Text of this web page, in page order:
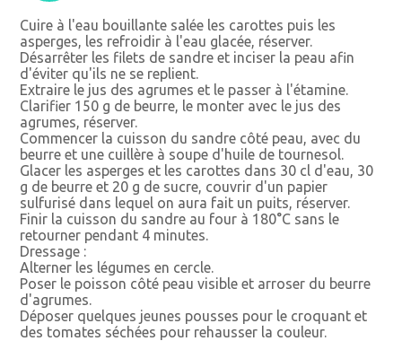
Cuire à l'eau bouillante salée les carottes puis les
asperges, les refroidir à l'eau glacée, réserver.
Désarrêter les filets de sandre et inciser la peau afin
d'éviter qu'ils ne se replient.
Extraire le jus des agrumes et le passer à l'étamine.
Clarifier 150 g de beurre, le monter avec le jus des
agrumes, réserver.
Commencer la cuisson du sandre côté peau, avec du
beurre et une cuillère à soupe d'huile de tournesol.
Glacer les asperges et les carottes dans 30 cl d'eau, 30
g de beurre et 20 g de sucre, couvrir d'un papier
sulfurisé dans lequel on aura fait un puits, réserver.
Finir la cuisson du sandre au four à 180°C sans le
retourner pendant 4 minutes.
Dressage :
Alterner les légumes en cercle.
Poser le poisson côté peau visible et arroser du beurre
d'agrumes.
Déposer quelques jeunes pousses pour le croquant et
des tomates séchées pour rehausser la couleur.